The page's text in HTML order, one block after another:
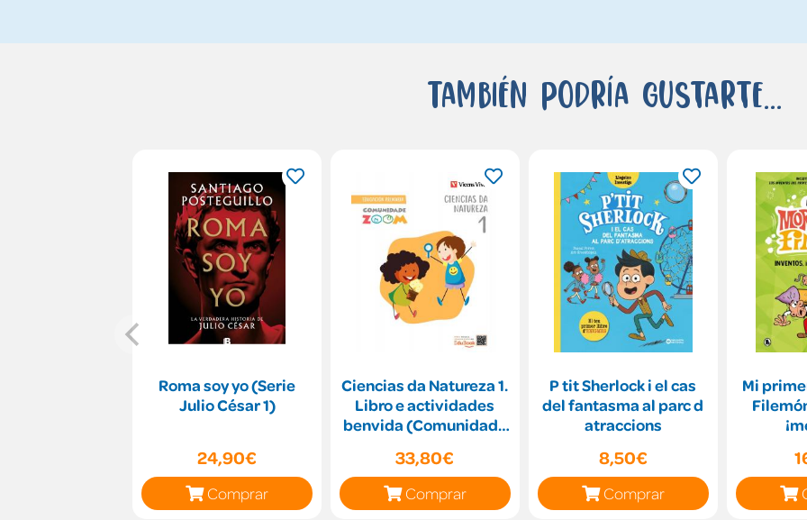
También podría gustarte...
Roma soy yo (Serie
Julio César 1)
24,90€
Comprar
Ciencias da Natureza 1.
Libro e actividades
benvida (Comunidade
33,80€
Comprar
P tit Sherlock i el cas
del fantasma al parc d
atraccions
8,50€
Comprar
Mi